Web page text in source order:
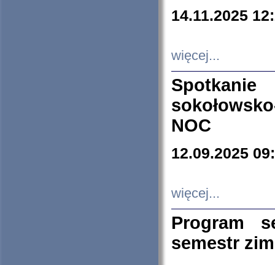
14.11.2025
więcej...
NOC
12.09.2025
więcej...
Program
semestr